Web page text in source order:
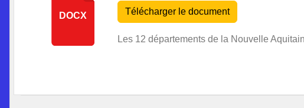
DOCX Télécharger le document
Les 12 départements de la Nouvelle